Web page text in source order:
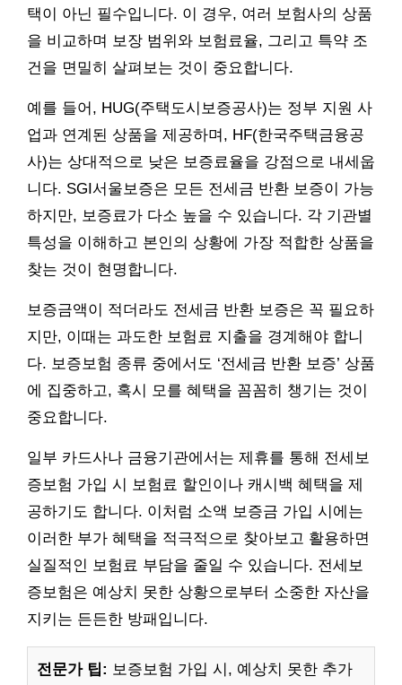
택이 아닌 필수입니다. 이 경우, 여러 보험사의 상품
을 비교하며 보장 범위와 보험료율, 그리고 특약 조
건을 면밀히 살펴보는 것이 중요합니다.
예를 들어, HUG(주택도시보증공사)는 정부 지원 사
업과 연계된 상품을 제공하며, HF(한국주택금융공
사)는 상대적으로 낮은 보증료율을 강점으로 내세웁
니다. SGI서울보증은 모든 전세금 반환 보증이 가능
하지만, 보증료가 다소 높을 수 있습니다. 각 기관별
특성을 이해하고 본인의 상황에 가장 적합한 상품을
찾는 것이 현명합니다.
보증금액이 적더라도 전세금 반환 보증은 꼭 필요하
지만, 이때는 과도한 보험료 지출을 경계해야 합니
다. 보증보험 종류 중에서도 ‘전세금 반환 보증’ 상품
에 집중하고, 혹시 모를 혜택을 꼼꼼히 챙기는 것이
중요합니다.
일부 카드사나 금융기관에서는 제휴를 통해 전세보
증보험 가입 시 보험료 할인이나 캐시백 혜택을 제
공하기도 합니다. 이처럼 소액 보증금 가입 시에는
이러한 부가 혜택을 적극적으로 찾아보고 활용하면
실질적인 보험료 부담을 줄일 수 있습니다. 전세보
증보험은 예상치 못한 상황으로부터 소중한 자산을
지키는 든든한 방패입니다.
전문가 팁: 보증보험 가입 시, 예상치 못한 추가